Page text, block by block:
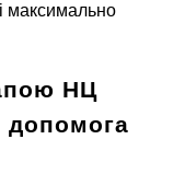
максимально
НЦ
допомога